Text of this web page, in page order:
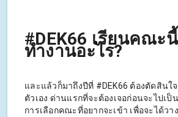
#DEK66 เรียนคณะ
ทำงานอะไร?
และแล้วก็มาถึงปีที่ #DEK66 ต้องตัดสินใ
ตัวเอง ด่านแรกที่จะต้องเจอก่อนจะไปเ
การเลือกคณะที่อยากจะเข้า เพื่อจะได้ว